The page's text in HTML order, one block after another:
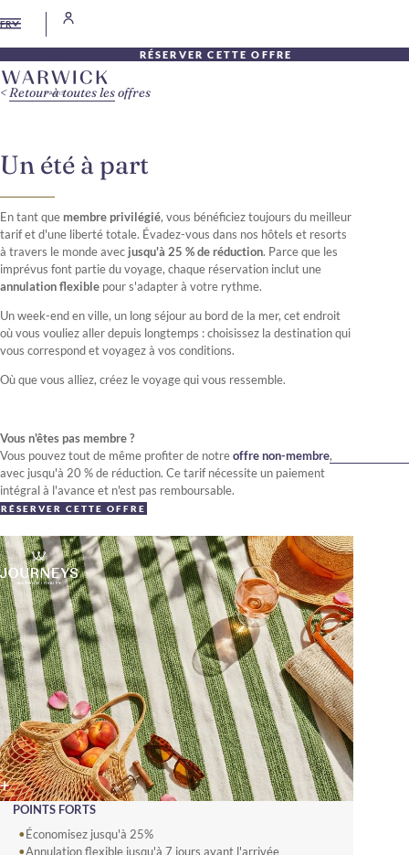
FR
RÉSERVER CETTE OFFRE
Un été à part
En tant que membre privilégié, vous bénéficiez toujours du meilleur
tarif et d'une liberté totale. Évadez-vous dans nos hôtels et resorts
à travers le monde avec jusqu'à 25 % de réduction. Parce que les
imprévus font partie du voyage, chaque réservation inclut une
annulation flexible pour s'adapter à votre rythme.
Un week-end en ville, un long séjour au bord de la mer, cet endroit
où vous vouliez aller depuis longtemps : choisissez la destination qui
vous correspond et voyagez à vos conditions.
Où que vous alliez, créez le voyage qui vous ressemble.
Vous n'êtes pas membre ?
Vous pouvez tout de même profiter de notreoffre non-membre,
avec jusqu'à 20 % de réduction. Ce tarif nécessite un paiement
intégral à l'avance et n'est pas remboursable.
RÉSERVER CETTE OFFRE
POINTS FORTS
Économisez jusqu'à 25%
Annulation flexible jusqu'à 7 jours avant l'arrivée
Retour à toutes les offres